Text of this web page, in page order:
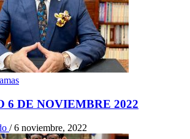
6 DE NOVIEMBRE 2022
/ 6 noviembre, 2022